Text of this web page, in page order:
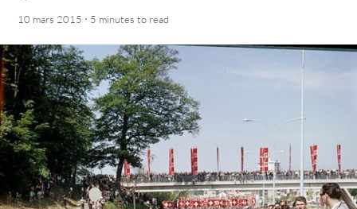
10 mars 2015 · 5 minutes to read